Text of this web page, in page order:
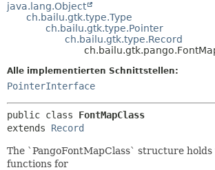
VERALTET
DETAILS:
FELD
java.lang.Object
ch.bailu.gtk.type.Type
ch.bailu.gtk.type.Pointer
ch.bailu.gtk.type.Record
Alle implementierten Schnittstellen:
PointerInterface
public class FontMapClass
extends Record
The `PangoFontMapClass` structure
functions for